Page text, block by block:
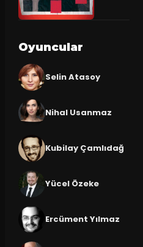
Oyuncular
Selin Atasoy
Nihal Usanmaz
Kubilay Çamlıdağ
Yücel Özeke
Ercüment Yılmaz